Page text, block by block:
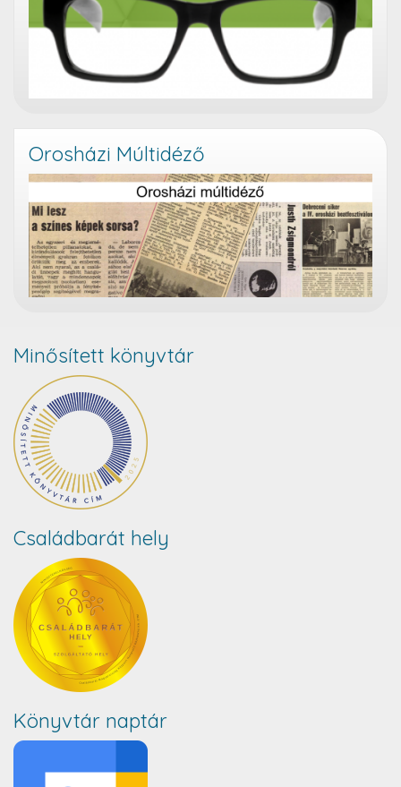
Orosházi Múltidéző
Minősített könyvtár
Családbarát hely
Könyvtár naptár